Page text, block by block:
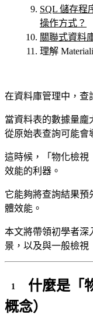
SQL 儲存程
操作方式？
關聯式資料
理解
在資料庫管理中，查
當資料表的數據量龐
從原始表查詢可能會
這時候，「物化檢視
效能的利器。
它能夠將查詢結果預
體效能。
本文將帶領初學者深
景，以及與一般檢視
什麼是「
概念）